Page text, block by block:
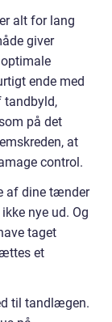
alt for lang
giver
ende med
tandbyld,
på det
at
control.
af dine tænder
nye ud. Og
taget
et
til tandlægen.